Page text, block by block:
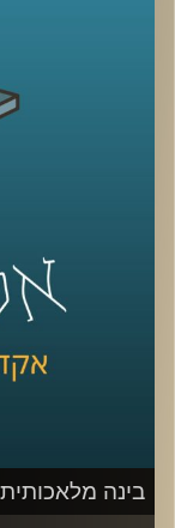
נדמה שאחרי
איבדו את היכולת
אז היום ננסה
החדש שנבנה
היום נארח את
לממשל,
בכיר ב־המכון
קרדיט תמונות:
בינה